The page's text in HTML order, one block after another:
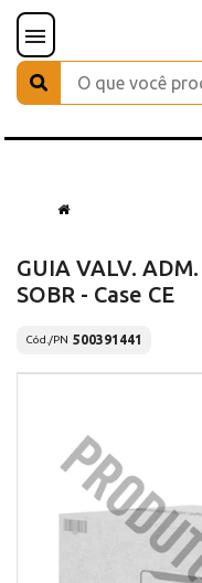
GUIA VALV. ADM.
SOBR - Case CE
Cód./PN 500391441